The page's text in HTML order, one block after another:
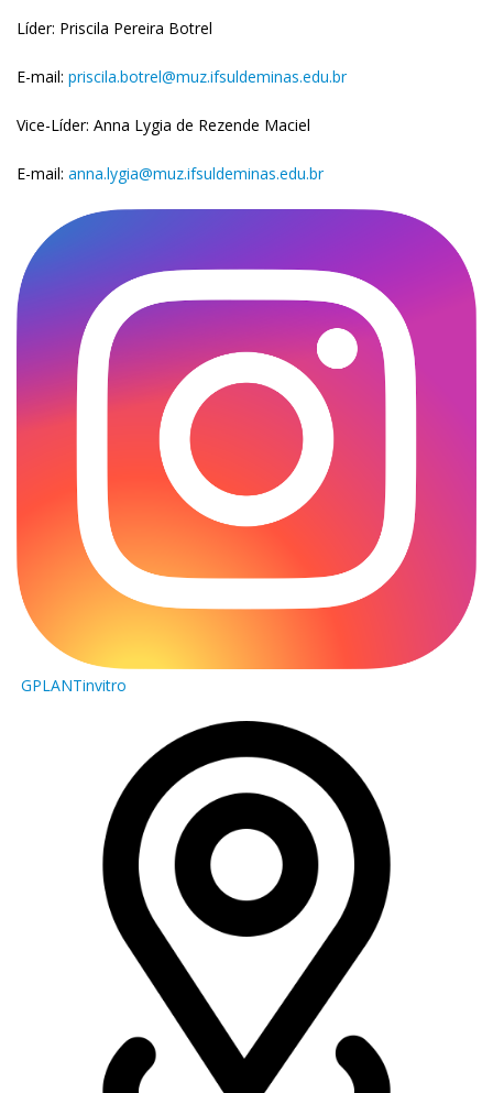
Líder: Priscila Pereira Botrel
E-mail: priscila.botrel@muz.ifsuldeminas.edu.br
Vice-Líder: Anna Lygia de Rezende Maciel
E-mail: anna.lygia@muz.ifsuldeminas.edu.br
GPLANTinvitro